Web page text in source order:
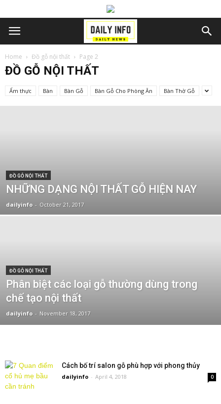
Home Đồ gỗ nội thất Page 2
ĐỒ GỖ NỘI THẤT
Ẩm thực Bàn Bàn Gỗ Bàn Gỗ Cho Phòng Ăn Bàn Thờ Gỗ
ĐỒ GỖ NỘI THẤT
NHỮNG DẠNG NỘI THẤT GỖ HIỆN NAY
dailyinfo - October 21, 2017
ĐỒ GỖ NỘI THẤT
Phân biệt các loại gỗ thường dùng trong
chế tạo nội thất
dailyinfo - November 18, 2017
Cách bố trí salon gỗ phù hợp với phong thủy
dailyinfo - April 4, 2018 0